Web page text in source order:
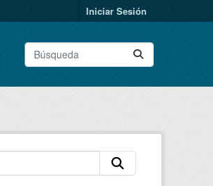
Iniciar Sesión